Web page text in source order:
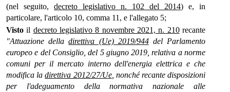
(nel seguito, decreto legislativo n. 102 del 2014) e, in
particolare, l'articolo 10, comma 11, e l'allegato 5;
Visto il decreto legislativo 8 novembre 2021, n. 210recante
"Attuazione delladirettiva (Ue) 2019/944del Parlamento
europeo e del Consiglio, del 5 giugno 2019, relativa a norme
comuni per il mercato interno dell'energia elettrica e che
modifica ladirettiva 2012/27/Ue, nonché recante disposizioni
per l'adeguamento della normativa nazionale alle